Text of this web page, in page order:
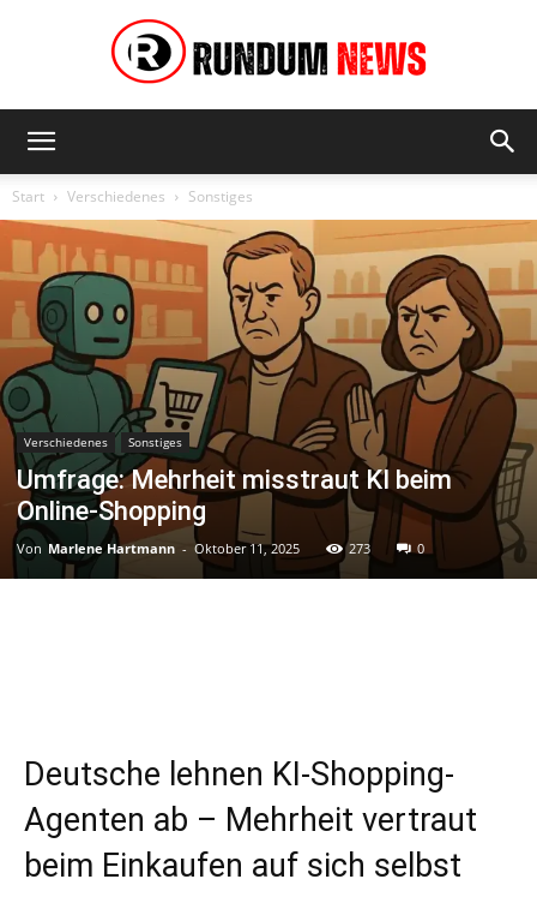
News
Start Verschiedenes Sonstiges
Verschiedenes Sonstiges
Umfrage: Mehrheit misstraut KI beim
Online-Shopping
Von Marlene Hartmann - Oktober 11, 2025 273 0
Deutsche lehnen KI-Shopping-
Agenten ab – Mehrheit vertraut
beim Einkaufen auf sich selbst